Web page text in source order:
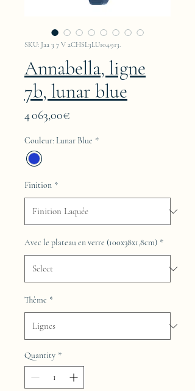
SKU: Jaa 3 7 V 2CHSL3LU104.913.
Annabella, ligne
7b, lunar blue
4 063,00€
Couleur: Lunar Blue *
Finition *
Avec le plateau en verre (100x38x1,8cm) *
Thème *
Quantity *